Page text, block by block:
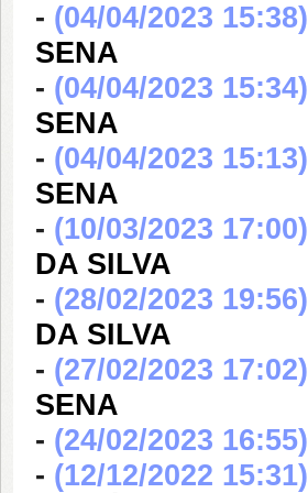
- (04/04/2023 15:38)
SENA
- (04/04/2023 15:34)
SENA
- (04/04/2023 15:13)
SENA
- (10/03/2023 17:00)
DA SILVA
- (28/02/2023 19:56)
DA SILVA
- (27/02/2023 17:02)
SENA
- (24/02/2023 16:55)
- (12/12/2022 15:31)